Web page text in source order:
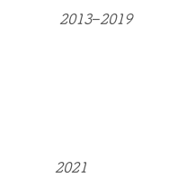
2013−2019
2021